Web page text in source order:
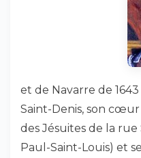
et de Navarre de
Saint-Denis, son
des Jésuites de la
Paul-Saint-Louis) et